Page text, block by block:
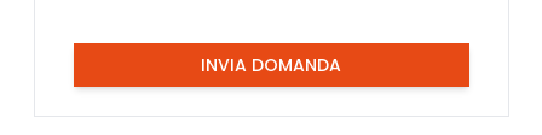
INVIA DOMANDA